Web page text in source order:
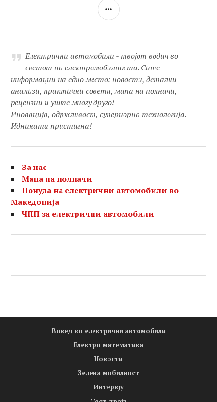
SIDEBAR
Електрични автомобили - твојот водич во
светот на електромобилноста. Сите
информации на едно место: новости, детални
анализи, практични совети, мапа на полначи,
рецензии и уште многу друго!
Иновација, одржливост, супериорна технологија.
Иднината пристигна!
За нас
Мапа на полначи
Понуда на електрични автомобили во
Македонија
ЧПП за електрични автомобили
Вовед во електрични автомобили
Електро математика
Новости
Зелена мобилност
Интервју